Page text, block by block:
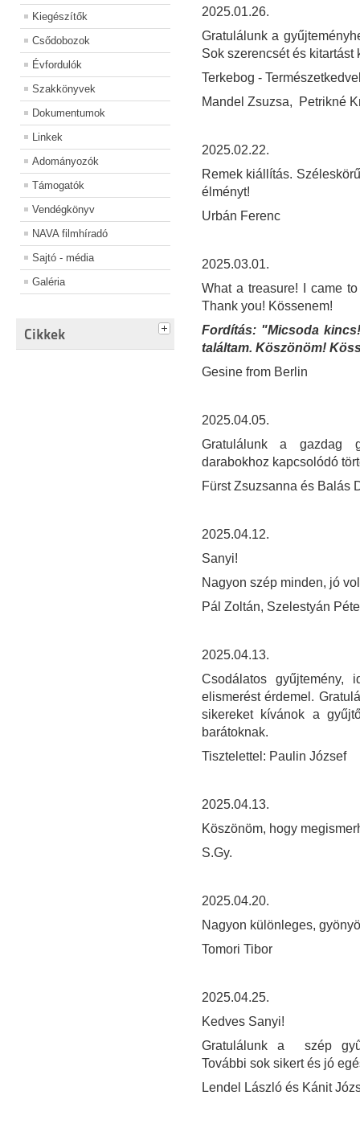
Kiegészítők
Csődobozok
Évfordulók
Szakkönyvek
Dokumentumok
Linkek
Adományozók
Támogatók
Vendégkönyv
NAVA filmhíradó
Sajtó - média
Galéria
Cikkek
2025.01.26.
Gratulálunk a
Sok szerencsét és
Terkebog -
Mandel Zsuzsa, Petrikné
2025.02.22.
Remek kiállítás.
élményt!
Urbán Ferenc
2025.03.01.
What a treasure! I came
Thank you! Kössenem!
Fordítás: "Micsoda
találtam. Köszönöm!
Gesine from Berlin
2025.04.05.
Gratulálunk a gazdag
darabokhoz kapcsolódó
Fürst Zsuzsanna és Balás
2025.04.12.
Sanyi!
Nagyon szép minden, jó
Pál Zoltán, Szelestyán
2025.04.13.
Csodálatos gyűjtemény,
elismerést érdemel.
sikereket kívánok a
barátoknak.
Tisztelettel: Paulin József
2025.04.13.
Köszönöm, hogy
S.Gy.
2025.04.20.
Nagyon különleges,
Tomori Tibor
2025.04.25.
Kedves Sanyi!
Gratulálunk a szép
További sok sikert és jó
Lendel László és Kánit